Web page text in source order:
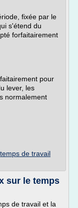
fixée par le
s'étend du
forfaitairement
pour
lever, les
normalement
temps de travail
sur le temps
de travail et la